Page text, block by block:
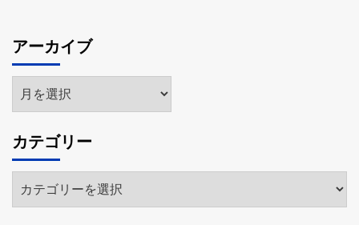
アーカイブ
ア
ー
イ
ブ
カテゴリー
テ